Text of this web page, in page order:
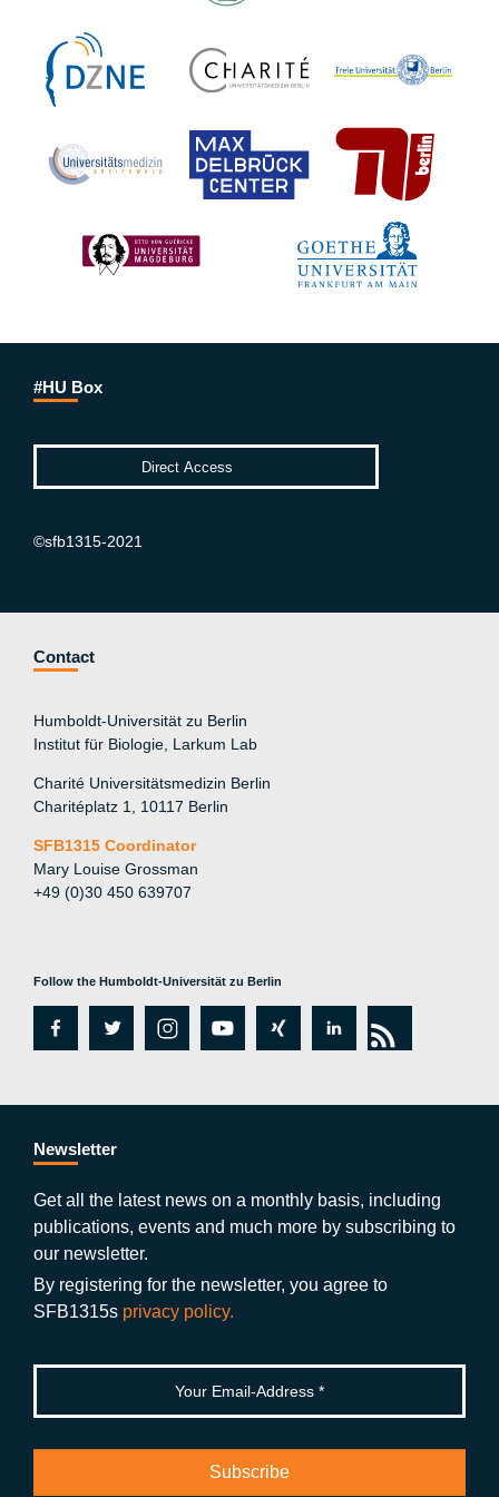
#HU Box
©sfb1315-2021
Contact
Humboldt-Universität zu Berlin
Institut für Biologie, Larkum Lab
Charité Universitätsmedizin Berlin
Charitéplatz 1, 10117 Berlin
SFB1315 Coordinator
Mary Louise Grossman
+49 (0)30 450 639707
Follow the Humboldt-Universität zu Berlin
fa
e
b
o
o
k
tw
er
in
a
a
m
y
ut
b
xi
g
lin
e
n
rs
Newsletter
Get all the latest news on a monthly basis, including
publications, events and much more by subscribing to
our newsletter.
By registering for the newsletter, you agree to
SFB1315s privacy policy.